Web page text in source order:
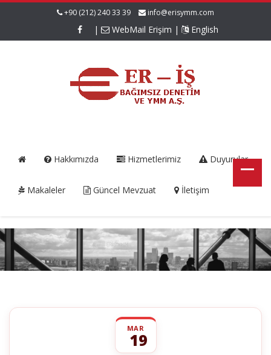
+90 (212) 240 33 39 info@erisymm.com
| WebMail Erişim | English
Hakkımızda Hizmetlerimiz Duyurular
Makaleler Güncel Mevzuat İletişim
MAR
19